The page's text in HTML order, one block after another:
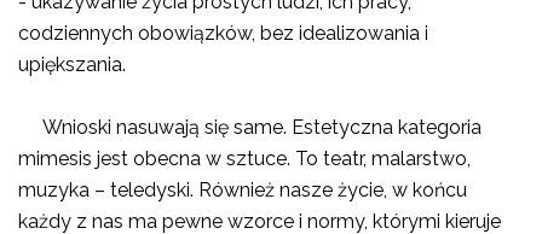
codziennych obowiązków, bez idealizowania i
upiększania.
Wnioski nasuwają się same. Estetyczna kategoria
mimesis jest obecna w sztuce. To teatr, malarstwo,
muzyka – teledyski. Również nasze życie, w końcu
każdy z nas ma pewne wzorce i normy, którymi kieruje